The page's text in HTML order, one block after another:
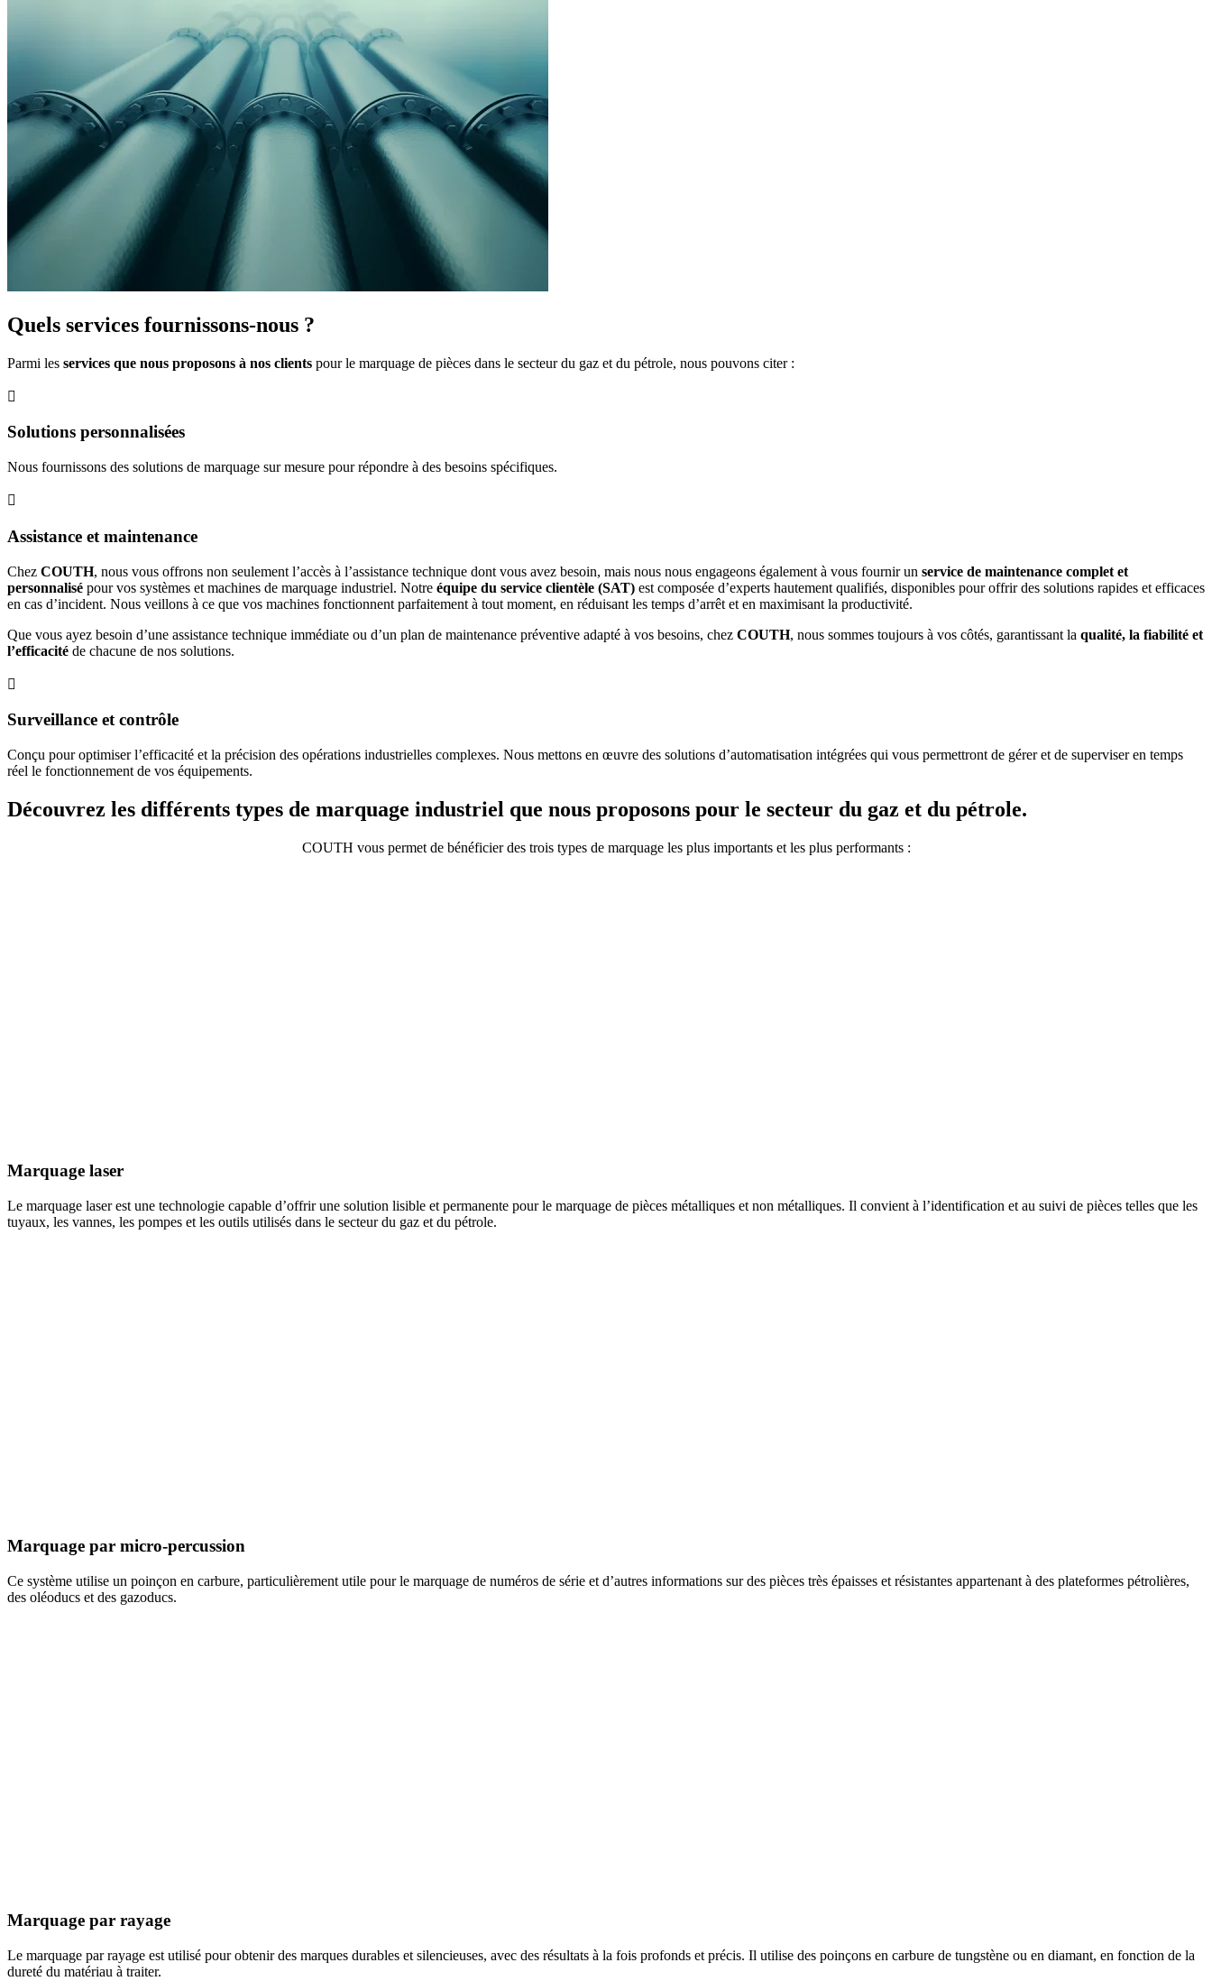
Quels services fournissons-nous ?
Parmi les services que nous proposons à nos clients pour le marquage de pièces dans le secteur du gaz et du pétrole, nous pouvons citer :

Solutions personnalisées
Nous fournissons des solutions de marquage sur mesure pour répondre à des besoins spécifiques.

Assistance et maintenance
Chez COUTH, nous vous offrons non seulement l’accès à l’assistance technique dont vous avez besoin, mais nous nous engageons également à vous fournir un service de maintenance complet et
personnalisé pour vos systèmes et machines de marquage industriel. Notre équipe du service clientèle (SAT) est composée d’experts hautement qualifiés, disponibles pour offrir des solutions rapides et efficaces
en cas d’incident. Nous veillons à ce que vos machines fonctionnent parfaitement à tout moment, en réduisant les temps d’arrêt et en maximisant la productivité.
Que vous ayez besoin d’une assistance technique immédiate ou d’un plan de maintenance préventive adapté à vos besoins, chez COUTH, nous sommes toujours à vos côtés, garantissant la qualité, la fiabilité et
l’efficacité de chacune de nos solutions.

Surveillance et contrôle
Conçu pour optimiser l’efficacité et la précision des opérations industrielles complexes. Nous mettons en œuvre des solutions d’automatisation intégrées qui vous permettront de gérer et de superviser en temps
réel le fonctionnement de vos équipements.
Découvrez les différents types de marquage industriel que nous proposons pour le secteur du gaz et du pétrole.
COUTH vous permet de bénéficier des trois types de marquage les plus importants et les plus performants :
Marquage laser
Le marquage laser est une technologie capable d’offrir une solution lisible et permanente pour le marquage de pièces métalliques et non métalliques. Il convient à l’identification et au suivi de pièces telles que les
tuyaux, les vannes, les pompes et les outils utilisés dans le secteur du gaz et du pétrole.
Marquage par micro-percussion
Ce système utilise un poinçon en carbure, particulièrement utile pour le marquage de numéros de série et d’autres informations sur des pièces très épaisses et résistantes appartenant à des plateformes pétrolières,
des oléoducs et des gazoducs.
Marquage par rayage
Le marquage par rayage est utilisé pour obtenir des marques durables et silencieuses, avec des résultats à la fois profonds et précis. Il utilise des poinçons en carbure de tungstène ou en diamant, en fonction de la
dureté du matériau à traiter.